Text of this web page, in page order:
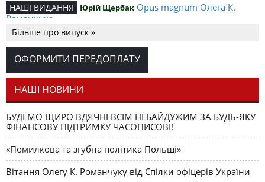
НАШІ ВИДАННЯ Юрій Щербак Opus magnum Олега К.
Романчука
РЕЦЕНЗІЇ Петро Іванишин
Романчука
СЛОВО РЕДАКЦІЙНЕ Олег К. Романчук
як уособлення української політстратегії й тактики
Більше про випуск »
ОФОРМИТИ ПЕРЕДОПЛАТУ
НАШІ НОВИНИ
БУДЕМО ЩИРО ВДЯЧНІ ВСІМ НЕБАЙДУЖИМ ЗА БУДЬ-ЯКУ
ФІНАНСОВУ ПІДТРИМКУ ЧАСОПИСОВІ!
«Помилкова та згубна політика Польщі»
Вітання Олегу К. Романчуку від Спілки офіцерів України